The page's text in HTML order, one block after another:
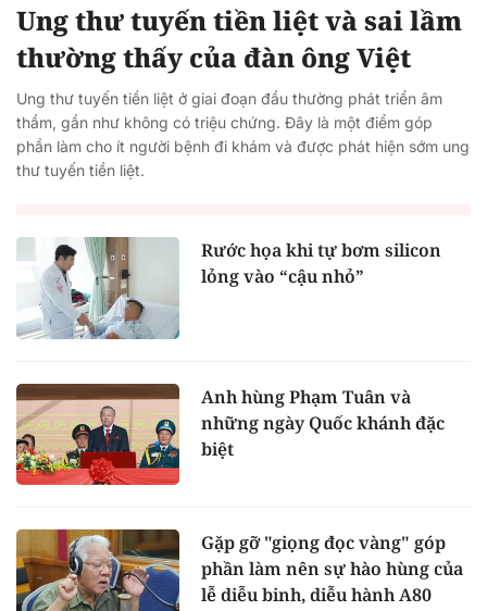
Ung thư tuyến tiền liệt và sai lầm
thường thấy của đàn ông Việt
Ung thư tuyến tiền liệt ở giai đoạn đầu thường phát triển âm
thầm, gần như không có triệu chứng. Đây là một điểm góp
phần làm cho ít người bệnh đi khám và được phát hiện sớm ung
thư tuyến tiền liệt.
Rước họa khi tự bơm silicon
lỏng vào “cậu nhỏ”
Anh hùng Phạm Tuân và
những ngày Quốc khánh đặc
biệt
Gặp gỡ "giọng đọc vàng" góp
phần làm nên sự hào hùng của
lễ diễu binh, diễu hành A80